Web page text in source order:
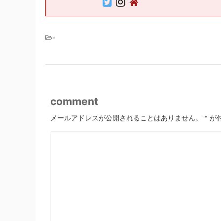
-
comment
メールアドレスが公開されることはありません。 * が